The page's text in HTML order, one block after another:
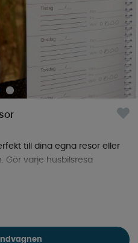
till dina egna resor eller
Gör varje husbilsresa
resebok!